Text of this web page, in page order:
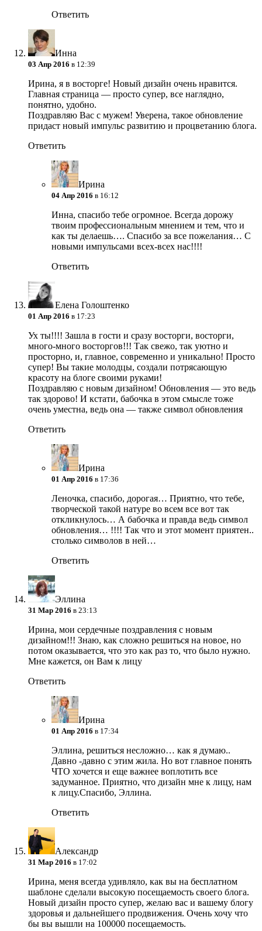
Ответить
Инна
03 Апр 2016 в 12:39
Ирина, я в восторге! Новый дизайн очень нравится.
Главная страница — просто супер, все наглядно,
понятно, удобно.
Поздравляю Вас с мужем! Уверена, такое обновление
придаст новый импульс развитию и процветанию блога.
Ответить
Ирина
04 Апр 2016 в 16:12
Инна, спасибо тебе огромное. Всегда дорожу
твоим профессиональным мнением и тем, что и
как ты делаешь…. Спасибо за все пожелания… С
новыми импульсами всех-всех нас!!!!
Ответить
Елена Голоштенко
01 Апр 2016 в 17:23
Ух ты!!!! Зашла в гости и сразу восторги, восторги,
много-много восторгов!!! Так свежо, так уютно и
просторно, и, главное, современно и уникально! Просто
супер! Вы такие молодцы, создали потрясающую
красоту на блоге своими руками!
Поздравляю с новым дизайном! Обновления — это ведь
так здорово! И кстати, бабочка в этом смысле тоже
очень уместна, ведь она — также символ обновления
Ответить
Ирина
01 Апр 2016 в 17:36
Леночка, спасибо, дорогая… Приятно, что тебе,
творческой такой натуре во всем все вот так
откликнулось… А бабочка и правда ведь символ
обновления… !!!! Так что и этот момент приятен..
столько символов в ней…
Ответить
Эллина
31 Мар 2016 в 23:13
Ирина, мои сердечные поздравления с новым
дизайном!!! Знаю, как сложно решиться на новое, но
потом оказывается, что это как раз то, что было нужно.
Мне кажется, он Вам к лицу
Ответить
Ирина
01 Апр 2016 в 17:34
Эллина, решиться несложно… как я думаю..
Давно -давно с этим жила. Но вот главное понять
ЧТО хочется и еще важнее воплотить все
задуманное. Приятно, что дизайн мне к лицу, нам
к лицу.Спасибо, Эллина.
Ответить
Александр
31 Мар 2016 в 17:02
Ирина, меня всегда удивляло, как вы на бесплатном
шаблоне сделали высокую посещаемость своего блога.
Новый дизайн просто супер, желаю вас и вашему блогу
здоровья и дальнейшего продвижения. Очень хочу что
бы вы вышли на 100000 посещаемость.